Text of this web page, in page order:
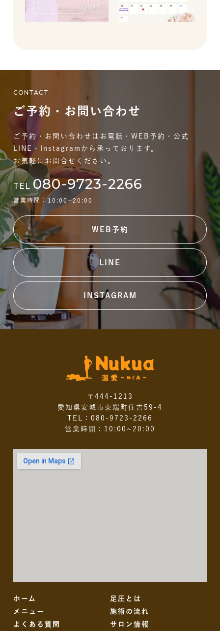
CONTACT
ご予約・お問い合わせ
ご予約・お問い合わせはお電話・WEB予約・公式
LINE・Instagramから承っております。
お気軽にお問合せください。
TEL 080-9723-2266
営業時間：10:00~20:00
WEB予約
LINE
INSTAGRAM
〒444-1213
愛知県安城市東端町住吉59-4
TEL：080-9723-2266
営業時間：10:00~20:00
ホーム
足圧とは
メニュー
施術の流れ
よくある質問
サロン情報